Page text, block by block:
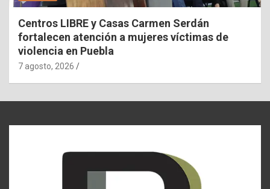
Centros LIBRE y Casas Carmen Serdán
fortalecen atención a mujeres víctimas de
violencia en Puebla
7 agosto, 2026